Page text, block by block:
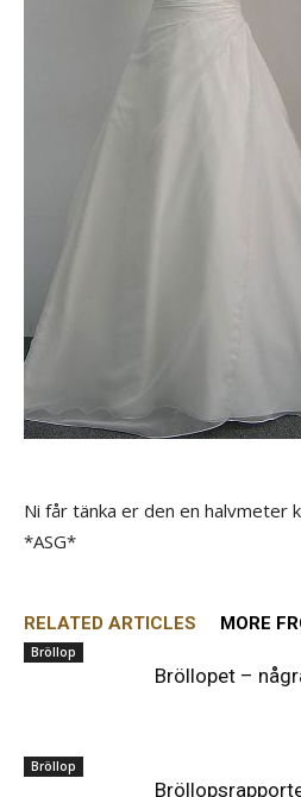
Ni får tänka er den en halvmeter
*ASG*
RELATED ARTICLES MORE
Bröllop
Bröllopet –
Bröllop